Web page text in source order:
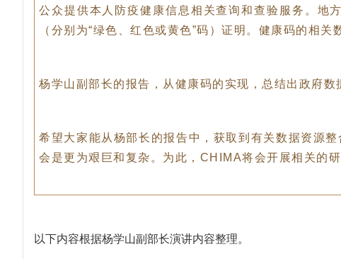
公众提供本人防疫健康信息相关查询和查验服务。地
（分别为“绿色、红色或黄色”码）证明。健康码的相关
杨学山副部长的报告，从健康码的实现，总结出政府
希望大家能从杨部长的报告中，获取到有关数据资源
会是更为艰巨和复杂。为此，CHIMA将会开展相关的
以下内容根据杨学山副部长演讲内容整理。